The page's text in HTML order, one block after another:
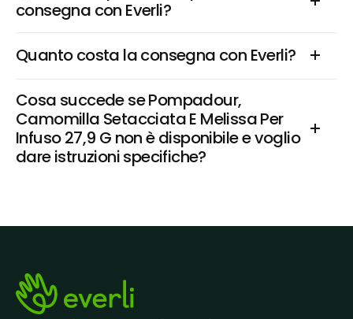
consegna con Everli?
Quanto costa la consegna con Everli?
Cosa succede se Pompadour,
Camomilla Setacciata E Melissa Per
Infuso 27,9 G non è disponibile e voglio
dare istruzioni specifiche?